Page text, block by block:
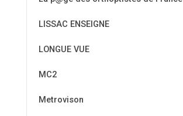
LISSAC ENSEIGNE
LONGUE VUE
MC2
Metrovison